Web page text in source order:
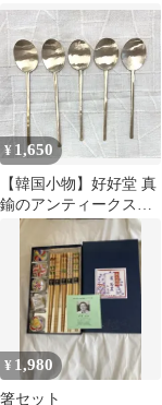
き 5個
¥ 1,650
【韓国小物】好好堂 真
鍮のアンティークスッ
カラ(スプーン) 1本
¥ 1,980
箸セット